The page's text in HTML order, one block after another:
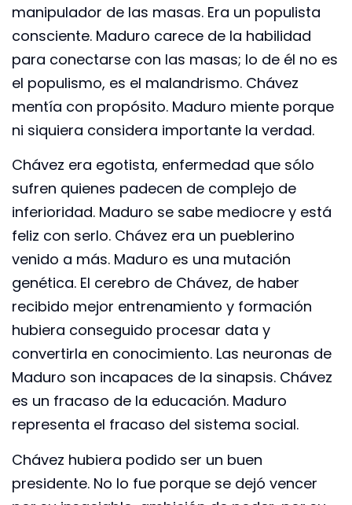
manipulador de las masas. Era un populista
consciente. Maduro carece de la habilidad
para conectarse con las masas; lo de él no es
el populismo, es el malandrismo. Chávez
mentía con propósito. Maduro miente porque
ni siquiera considera importante la verdad.
Chávez era egotista, enfermedad que sólo
sufren quienes padecen de complejo de
inferioridad. Maduro se sabe mediocre y está
feliz con serlo. Chávez era un pueblerino
venido a más. Maduro es una mutación
genética. El cerebro de Chávez, de haber
recibido mejor entrenamiento y formación
hubiera conseguido procesar data y
convertirla en conocimiento. Las neuronas de
Maduro son incapaces de la sinapsis. Chávez
es un fracaso de la educación. Maduro
representa el fracaso del sistema social.
Chávez hubiera podido ser un buen
presidente. No lo fue porque se dejó vencer